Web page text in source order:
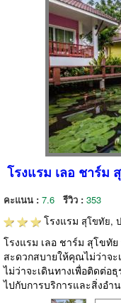
โรงแรม เลอ ชาร์ม
คะแนน : 7.6 รีวิว : 353
โรงแรม สุโขทัย,
โรงแรม เลอ ชาร์ม สุโขทั
สะดวกสบายให้คุณไม่ว่าจ
ไม่ว่าจะเดินทางเพื่อติดต่อ
ไปกับการบริการและสิ่งอำ